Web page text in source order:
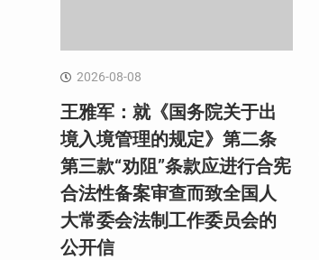
2026-08-08
王雅军：就《国务院关于出
境入境管理的规定》第二条
第三款“劝阻”条款应进行合宪
合法性备案审查而致全国人
大常委会法制工作委员会的
公开信